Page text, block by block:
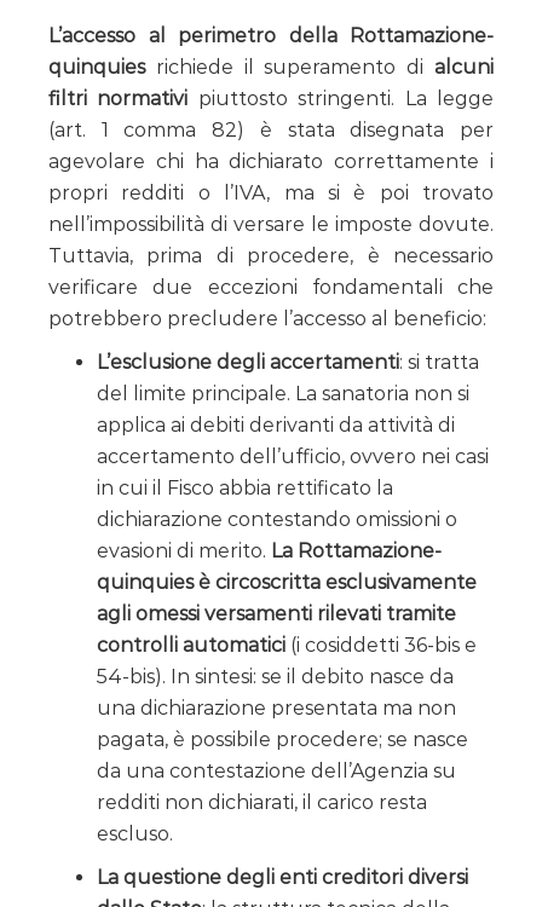
L’accesso al perimetro della Rottamazione-
quinquiesrichiede il superamento di alcuni
filtri normativi piuttosto stringenti. La legge
(art. 1 comma 82) è stata disegnata per
agevolare chi ha dichiarato correttamente i
propri redditi o l’IVA, ma si è poi trovato
nell’impossibilità di versare le imposte dovute.
Tuttavia, prima di procedere, è necessario
verificare due eccezioni fondamentali che
potrebbero precludere l’accesso al beneficio:
L’esclusione degli accertamenti: si tratta
del limite principale. La sanatoria non si
applica ai debiti derivanti da attività di
accertamento dell’ufficio, ovvero nei casi
in cui il Fisco abbia rettificato la
dichiarazione contestando omissioni o
evasioni di merito. La Rottamazione-
quinquies è circoscritta esclusivamente
agli omessi versamenti rilevati tramite
controlli automatici (i cosiddetti 36-bis e
54-bis). In sintesi: se il debito nasce da
una dichiarazione presentata ma non
pagata, è possibile procedere; se nasce
da una contestazione dell’Agenzia su
redditi non dichiarati, il carico resta
escluso.
La questione degli enti creditori diversi